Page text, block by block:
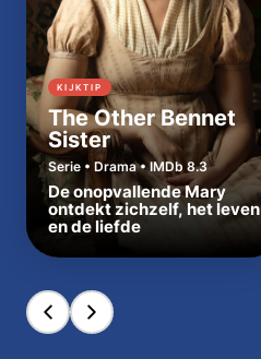
KIJKTIP
The Other Bennet
Sister
Serie • Drama • IMDb 8.3
De onopvallende Mary
ontdekt zichzelf, het leven
en de liefde